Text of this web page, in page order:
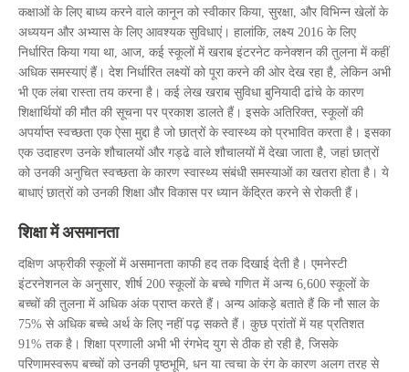
कक्षाओं के लिए बाध्य करने वाले कानून को स्वीकार किया, सुरक्षा, और विभिन्न खेलों के
अध्ययन और अभ्यास के लिए आवश्यक सुविधाएं। हालांकि, लक्ष्य 2016 के लिए
निर्धारित किया गया था, आज, कई स्कूलों में खराब इंटरनेट कनेक्शन की तुलना में कहीं
अधिक समस्याएं हैं। देश निर्धारित लक्ष्यों को पूरा करने की ओर देख रहा है, लेकिन अभी
भी एक लंबा रास्ता तय करना है। कई लेख खराब सुविधा बुनियादी ढांचे के कारण
शिक्षार्थियों की मौत की सूचना पर प्रकाश डालते हैं। इसके अतिरिक्त, स्कूलों की
अपर्याप्त स्वच्छता एक ऐसा मुद्दा है जो छात्रों के स्वास्थ्य को प्रभावित करता है। इसका
एक उदाहरण उनके शौचालयों और गड्ढे वाले शौचालयों में देखा जाता है, जहां छात्रों
को उनकी अनुचित स्वच्छता के कारण स्वास्थ्य संबंधी समस्याओं का खतरा होता है। ये
बाधाएं छात्रों को उनकी शिक्षा और विकास पर ध्यान केंद्रित करने से रोकती हैं।
शिक्षा में असमानता
दक्षिण अफ्रीकी स्कूलों में असमानता काफी हद तक दिखाई देती है। एमनेस्टी
इंटरनेशनल के अनुसार, शीर्ष 200 स्कूलों के बच्चे गणित में अन्य 6,600 स्कूलों के
बच्चों की तुलना में अधिक अंक प्राप्त करते हैं। अन्य आंकड़े बताते हैं कि नौ साल के
75% से अधिक बच्चे अर्थ के लिए नहीं पढ़ सकते हैं। कुछ प्रांतों में यह प्रतिशत
91% तक है। शिक्षा प्रणाली अभी भी रंगभेद युग से ठीक हो रही है, जिसके
परिणामस्वरूप बच्चों को उनकी पृष्ठभूमि, धन या त्वचा के रंग के कारण अलग तरह से